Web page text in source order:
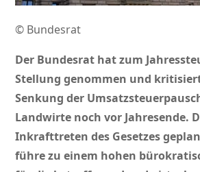
© Bundesrat
Der Bundesrat hat zum
Stellung genommen und
Senkung der
Landwirte noch vor Jahresende.
Inkrafttreten des Gesetzes
führe zu einem hohen